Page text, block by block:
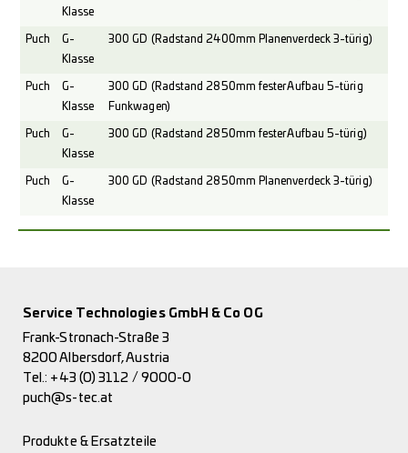
Klasse
Puch
G-
Klasse
300 GD (Radstand 2400mm Planenverdeck 3-türig)
Puch
G-
Klasse
300 GD (Radstand 2850mm fester Aufbau 5-türig
Funkwagen)
Puch
G-
Klasse
300 GD (Radstand 2850mm fester Aufbau 5-türig)
Puch
G-
Klasse
300 GD (Radstand 2850mm Planenverdeck 3-türig)
Service Technologies GmbH & Co OG
Frank-Stronach-Straße 3
8200 Albersdorf, Austria
Tel.: +43 (0) 3112 / 9000-0
puch@s-tec.at
Produkte & Ersatzteile